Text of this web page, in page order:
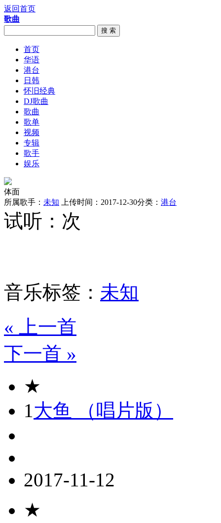
返回首页
歌曲
搜 索
首页
华语
港台
日韩
怀旧经典
DJ歌曲
歌曲
歌单
视频
专辑
歌手
娱乐
体面
所属歌手： 未知 上传时间：2017-12-30分类： 港台
试听： 次
音乐标签： 未知
« 上一首
下一首 »
★
1大鱼 （唱片版）
2017-11-12
★